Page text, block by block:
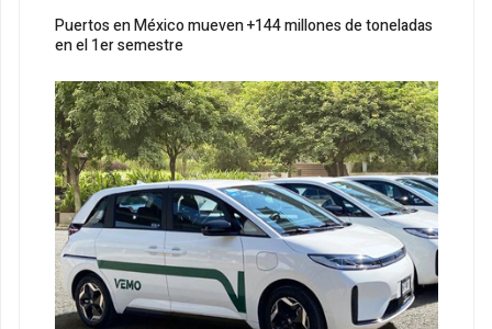
Puertos en México mueven +144 millones de toneladas
en el 1er semestre